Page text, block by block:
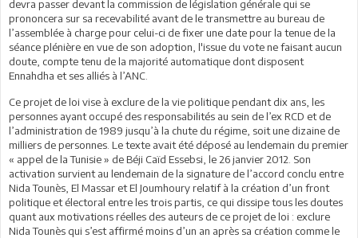
devra passer devant la commission de législation générale qui se
prononcera sur sa recevabilité avant de le transmettre au bureau de
l’assemblée à charge pour celui-ci de fixer une date pour la tenue de la
séance plénière en vue de son adoption, l'issue du vote ne faisant aucun
doute, compte tenu de la majorité automatique dont disposent
Ennahdha et ses alliés à l’ANC.
Ce projet de loi vise à exclure de la vie politique pendant dix ans, les
personnes ayant occupé des responsabilités au sein de l’ex RCD et de
l’administration de 1989 jusqu’à la chute du régime, soit une dizaine de
milliers de personnes. Le texte avait été déposé au lendemain du premier
« appel de la Tunisie » de Béji Caïd Essebsi, le 26 janvier 2012. Son
activation survient au lendemain de la signature de l’accord conclu entre
Nida Tounès, El Massar et El Joumhoury relatif à la création d’un front
politique et électoral entre les trois partis, ce qui dissipe tous les doutes
quant aux motivations réelles des auteurs de ce projet de loi : exclure
Nida Tounès qui s’est affirmé moins d’un an après sa création comme le